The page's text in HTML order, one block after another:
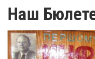
Наш